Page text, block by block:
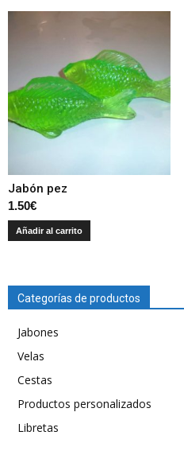
Jabón pez
1.50€
Añadir al carrito
Categorías de productos
Jabones
Velas
Cestas
Productos personalizados
Libretas